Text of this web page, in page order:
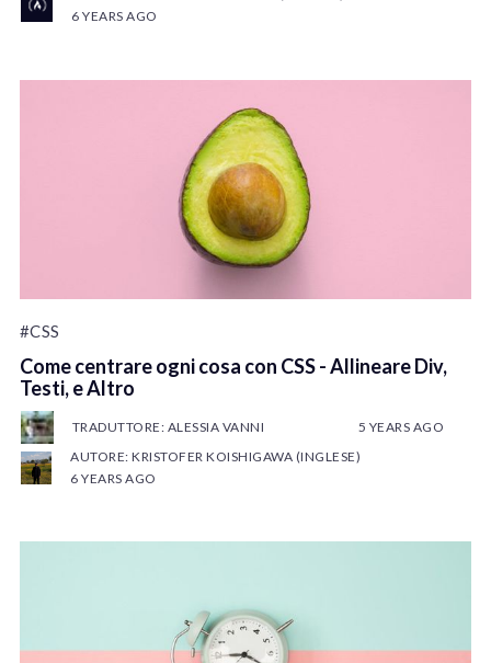
6 YEARS AGO
#CSS
Come centrare ogni cosa con CSS - Allineare Div,
Testi, e Altro
TRADUTTORE: ALESSIA VANNI
5 YEARS AGO
AUTORE: KRISTOFER KOISHIGAWA (INGLESE)
6 YEARS AGO